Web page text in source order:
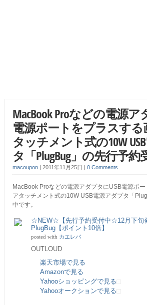
MacBook Proなどの電源ア
電源ポートをプラスする
タッチメント式の10W
タ「PlugBug」の先行予約
macoupon| 2011年11月25日 | 0 Comments
MacBook Proなどの電源アダプタにUSB電源ポ
アタッチメント式の10W USB電源アダプタ「
中です。
☆NEW☆【先行予約受付中☆12月下旬
PlugBug【ポイント10倍】
posted with カエレバ
OUTLOUD
楽天市場で見る
Amazonで見る
Yahooショッピングで見る
Yahooオークションで見る